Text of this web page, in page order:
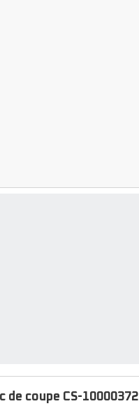
de coupe CS-10000372